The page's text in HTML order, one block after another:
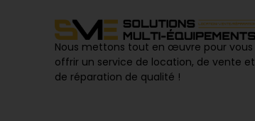
Nous mettons tout en œuvre pour vous
offrir un service de location, de vente et
de réparation de qualité !